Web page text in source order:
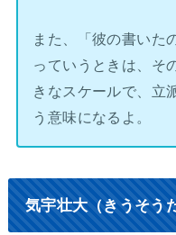
また、「彼の書いた
っていうときは、そ
きなスケールで、立
う意味になるよ。
気宇壮大（きうそう